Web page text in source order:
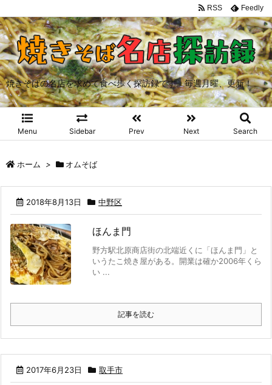
焼きそばの名店を求めて食べ歩く探訪録です。毎週月曜、更新！
Menu Sidebar Prev Next Search
RSS Feedly
ホーム > オムそば
2018年8月13日 中野区
ほんま門
野方駅北原商店街の北端近くに「ほんま門」と
いうたこ焼き屋がある。開業は確か2006年くら
い ...
記事を読む
2017年6月23日 取手市